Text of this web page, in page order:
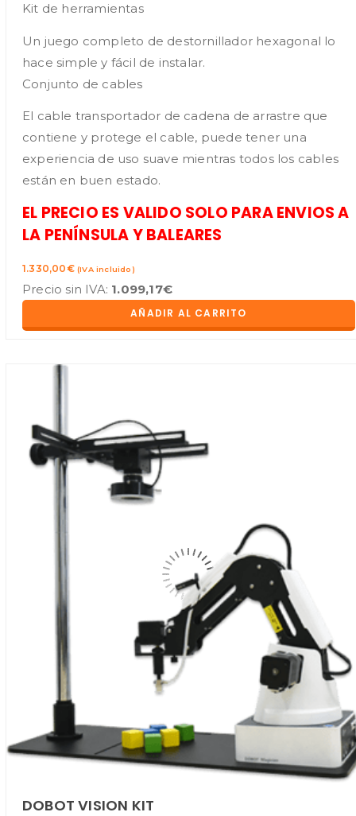
Kit de herramientas
Un juego completo de destornillador hexagonal lo
hace simple y fácil de instalar.
Conjunto de cables
El cable transportador de cadena de arrastre que
contiene y protege el cable, puede tener una
experiencia de uso suave mientras todos los cables
están en buen estado.
EL PRECIO ES VALIDO SOLO PARA ENVIOS A
LA PENÍNSULA Y BALEARES
1.330,00€ (IVA incluido)
Precio sin IVA: 1.099,17€
AÑADIR AL CARRITO
DOBOT VISION KIT